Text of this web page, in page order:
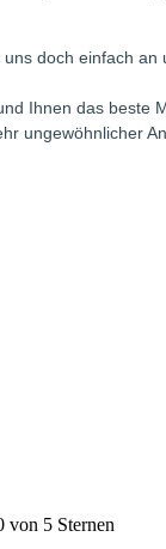
doch einfach
Ihnen das beste
ungewöhnlicher
von 5 Sternen